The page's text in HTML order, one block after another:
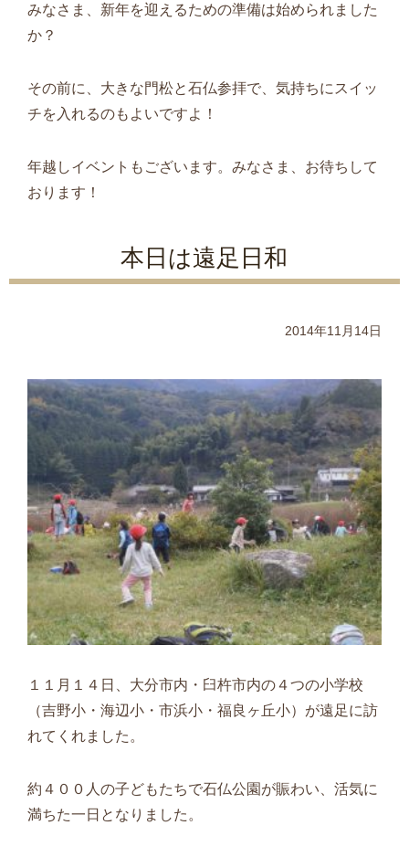
みなさま、新年を迎えるための準備は始められました
か？
その前に、大きな門松と石仏参拝で、気持ちにスイッ
チを入れるのもよいですよ！
年越しイベントもございます。みなさま、お待ちして
おります！
本日は遠足日和
2014年11月14日
１１月１４日、大分市内・臼杵市内の４つの小学校
（吉野小・海辺小・市浜小・福良ヶ丘小）が遠足に訪
れてくれました。
約４００人の子どもたちで石仏公園が賑わい、活気に
満ちた一日となりました。